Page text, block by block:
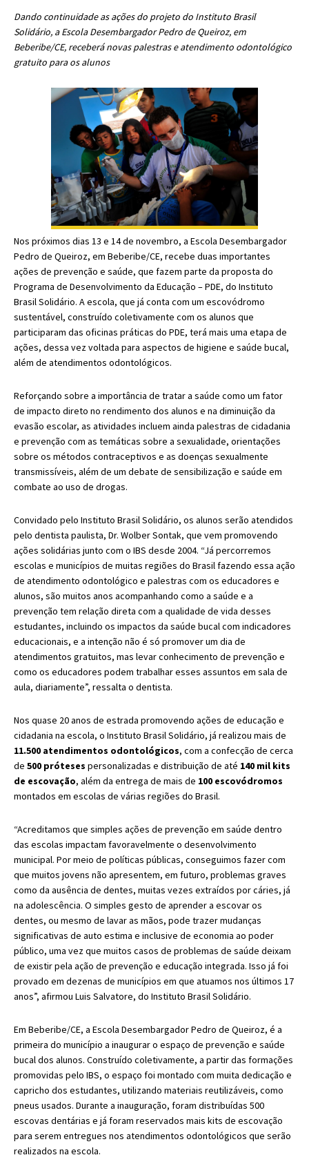
Dando continuidade as ações do projeto do Instituto Brasil
Solidário, a Escola Desembargador Pedro de Queiroz, em
Beberibe/CE, receberá novas palestras e atendimento odontológico
gratuito para os alunos
Nos próximos dias 13 e 14 de novembro, a Escola Desembargador
Pedro de Queiroz, em Beberibe/CE, recebe duas importantes
ações de prevenção e saúde, que fazem parte da proposta do
Programa de Desenvolvimento da Educação – PDE, do Instituto
Brasil Solidário. A escola, que já conta com um escovódromo
sustentável, construído coletivamente com os alunos que
participaram das oficinas práticas do PDE, terá mais uma etapa de
ações, dessa vez voltada para aspectos de higiene e saúde bucal,
além de atendimentos odontológicos.
Reforçando sobre a importância de tratar a saúde como um fator
de impacto direto no rendimento dos alunos e na diminuição da
evasão escolar, as atividades incluem ainda palestras de cidadania
e prevenção com as temáticas sobre a sexualidade, orientações
sobre os métodos contraceptivos e as doenças sexualmente
transmissíveis, além de um debate de sensibilização e saúde em
combate ao uso de drogas.
Convidado pelo Instituto Brasil Solidário, os alunos serão atendidos
pelo dentista paulista, Dr. Wolber Sontak, que vem promovendo
ações solidárias junto com o IBS desde 2004. “Já percorremos
escolas e municípios de muitas regiões do Brasil fazendo essa ação
de atendimento odontológico e palestras com os educadores e
alunos, são muitos anos acompanhando como a saúde e a
prevenção tem relação direta com a qualidade de vida desses
estudantes, incluindo os impactos da saúde bucal com indicadores
educacionais, e a intenção não é só promover um dia de
atendimentos gratuitos, mas levar conhecimento de prevenção e
como os educadores podem trabalhar esses assuntos em sala de
aula, diariamente”, ressalta o dentista.
Nos quase 20 anos de estrada promovendo ações de educação e
cidadania na escola, o Instituto Brasil Solidário, já realizou mais de
11.500 atendimentos odontológicos, com a confecção de cerca
de 500 próteses personalizadas e distribuição de até 140 mil kits
de escovação, além da entrega de mais de 100 escovódromos
montados em escolas de várias regiões do Brasil.
“Acreditamos que simples ações de prevenção em saúde dentro
das escolas impactam favoravelmente o desenvolvimento
municipal. Por meio de políticas públicas, conseguimos fazer com
que muitos jovens não apresentem, em futuro, problemas graves
como da ausência de dentes, muitas vezes extraídos por cáries, já
na adolescência. O simples gesto de aprender a escovar os
dentes, ou mesmo de lavar as mãos, pode trazer mudanças
significativas de auto estima e inclusive de economia ao poder
público, uma vez que muitos casos de problemas de saúde deixam
de existir pela ação de prevenção e educação integrada. Isso já foi
provado em dezenas de municípios em que atuamos nos últimos 17
anos”, afirmou Luis Salvatore, do Instituto Brasil Solidário.
Em Beberibe/CE, a Escola Desembargador Pedro de Queiroz, é a
primeira do município a inaugurar o espaço de prevenção e saúde
bucal dos alunos. Construído coletivamente, a partir das formações
promovidas pelo IBS, o espaço foi montado com muita dedicação e
capricho dos estudantes, utilizando materiais reutilizáveis, como
pneus usados. Durante a inauguração, foram distribuídas 500
escovas dentárias e já foram reservados mais kits de escovação
para serem entregues nos atendimentos odontológicos que serão
realizados na escola.